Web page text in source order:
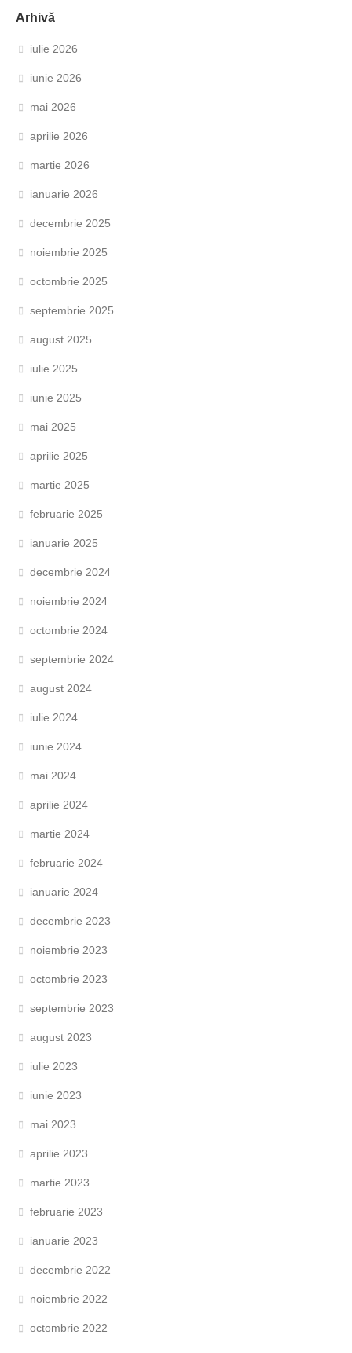
Arhivă
iulie 2026
iunie 2026
mai 2026
aprilie 2026
martie 2026
ianuarie 2026
decembrie 2025
noiembrie 2025
octombrie 2025
septembrie 2025
august 2025
iulie 2025
iunie 2025
mai 2025
aprilie 2025
martie 2025
februarie 2025
ianuarie 2025
decembrie 2024
noiembrie 2024
octombrie 2024
septembrie 2024
august 2024
iulie 2024
iunie 2024
mai 2024
aprilie 2024
martie 2024
februarie 2024
ianuarie 2024
decembrie 2023
noiembrie 2023
octombrie 2023
septembrie 2023
august 2023
iulie 2023
iunie 2023
mai 2023
aprilie 2023
martie 2023
februarie 2023
ianuarie 2023
decembrie 2022
noiembrie 2022
octombrie 2022